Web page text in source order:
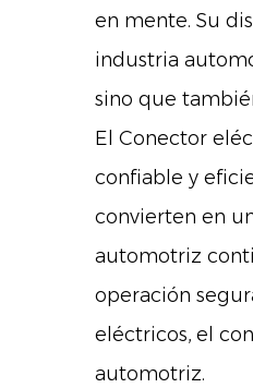
en mente. Su
industria
sino que
El Conector
confiable y
convierten en
automotriz
operación
eléctricos, el
automotriz.